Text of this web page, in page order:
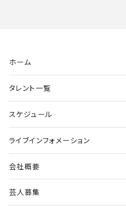
ホーム
タレント一覧
スケジュール
ライブインフォメーション
会社概要
芸人募集